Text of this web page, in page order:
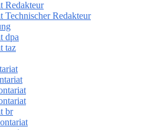
Redakteur
Technischer Redakteur
dpa
taz
br